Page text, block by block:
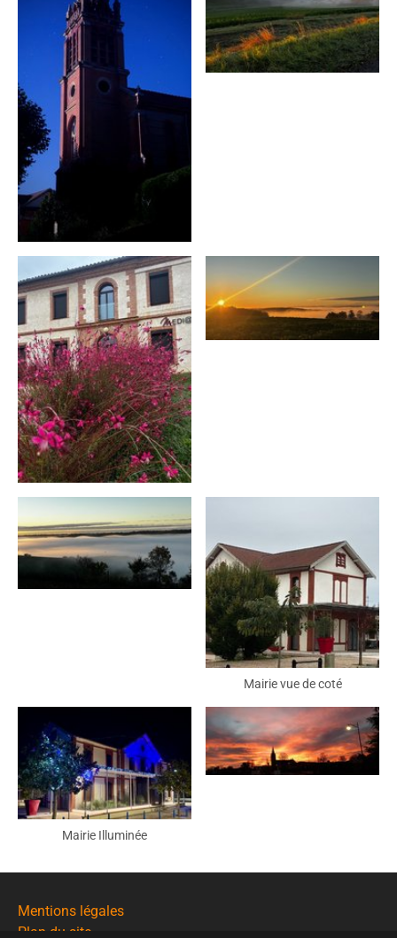
Mairie vue de coté
Mairie Illuminée
Mentions légales
Plan du site